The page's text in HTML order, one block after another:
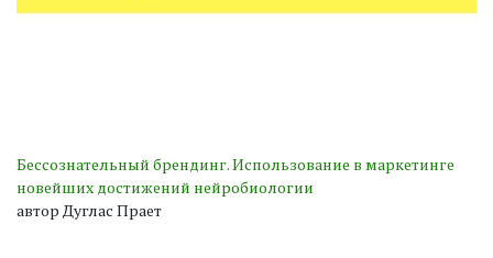
Бессознательный брендинг. Использование в маркетинге
новейших достижений нейробиологии
автор Дуглас Прает